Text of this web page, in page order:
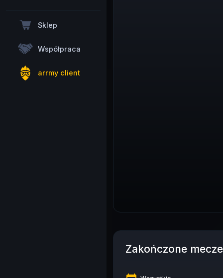
Sklep
Współpraca
arrmy client
Zakończone mecze